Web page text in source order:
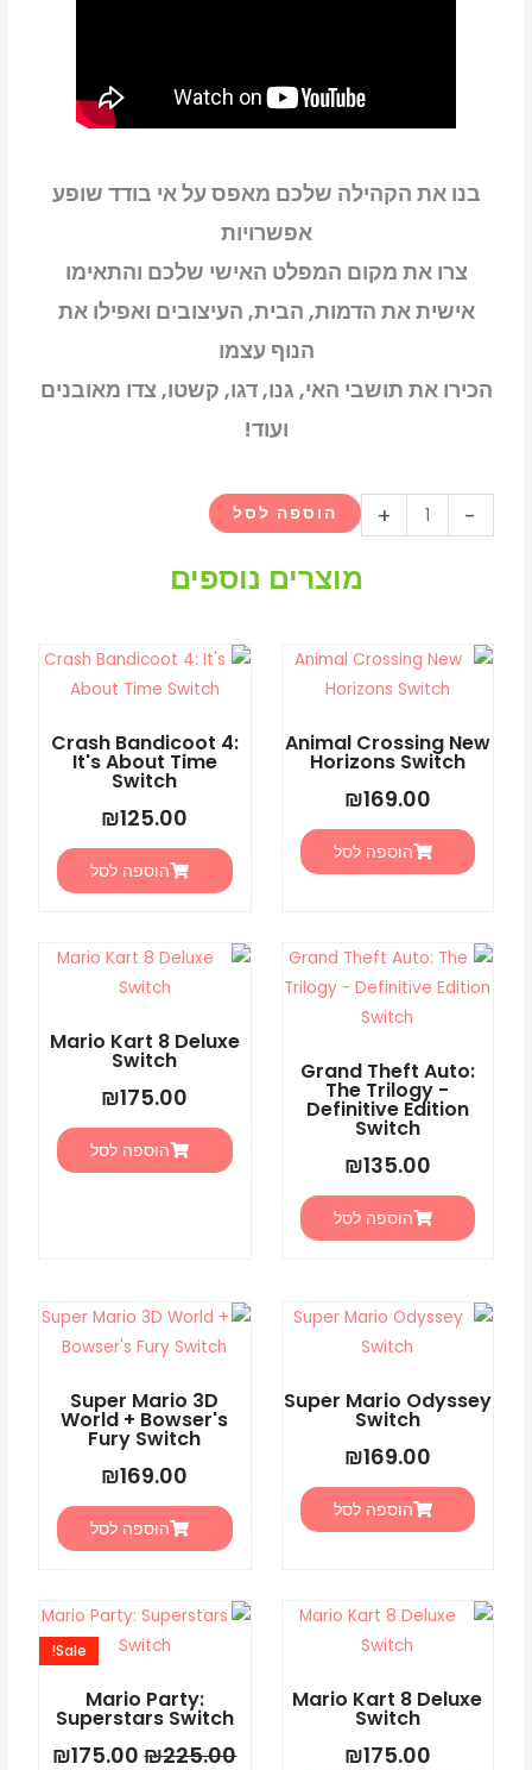
בנו את הקהילה שלכם מאפס על אי בודד שופע
אפשרויות
צרו את מקום המפלט האישי שלכם והתאימו
אישית את הדמות, הבית, העיצובים ואפילו את
הנוף עצמו
הכירו את תושבי האי, גנו, דגו, קשטו, צדו מאובנים
ועוד!
-
של
horizons
nintendo
2
+ הוספה לסל
מוצרים נוספים
Animal Crossing New
Horizons Switch
₪169.00
הוספה לסל
Crash Bandicoot 4:
It's About Time
Switch
₪125.00
הוספה לסל
Grand Theft Auto:
The Trilogy -
Definitive Edition
Switch
₪135.00
הוספה לסל
Mario Kart 8 Deluxe
Switch
₪175.00
הוספה לסל
Super Mario Odyssey
Switch
₪169.00
הוספה לסל
Super Mario 3D
World + Bowser's
Fury Switch
₪169.00
הוספה לסל
Mario Kart 8 Deluxe
Switch
₪175.00
Mario Party:
Superstars Switch
Sale!
₪225.00
המחיר
המקורי
₪225.00.
₪175.00
הוא: